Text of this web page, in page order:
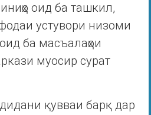
оид ба ташкил,
устувори низоми
ба масъалаҳои
муосир сурат
қувваи барқ дар